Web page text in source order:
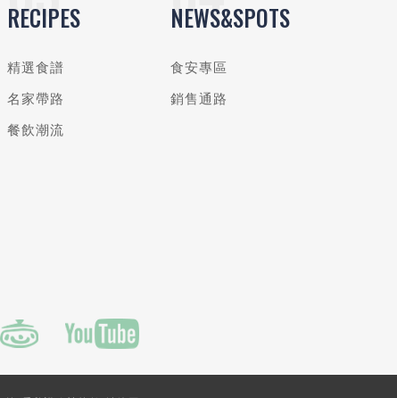
RECIPES
精選食譜
名家帶路
餐飲潮流
NEWS&SPOTS
食安專區
銷售通路